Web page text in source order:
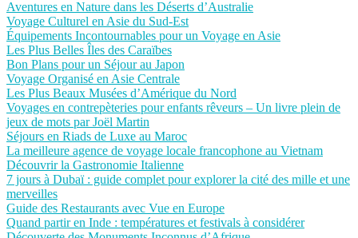
Aventures en Nature dans les Déserts d’Australie
Voyage Culturel en Asie du Sud-Est
Équipements Incontournables pour un Voyage en Asie
Les Plus Belles Îles des Caraïbes
Bon Plans pour un Séjour au Japon
Voyage Organisé en Asie Centrale
Les Plus Beaux Musées d’Amérique du Nord
Voyages en contrepèteries pour enfants rêveurs – Un livre plein de
jeux de mots par Joël Martin
Séjours en Riads de Luxe au Maroc
La meilleure agence de voyage locale francophone au Vietnam
Découvrir la Gastronomie Italienne
7 jours à Dubaï : guide complet pour explorer la cité des mille et une
merveilles
Guide des Restaurants avec Vue en Europe
Quand partir en Inde : températures et festivals à considérer